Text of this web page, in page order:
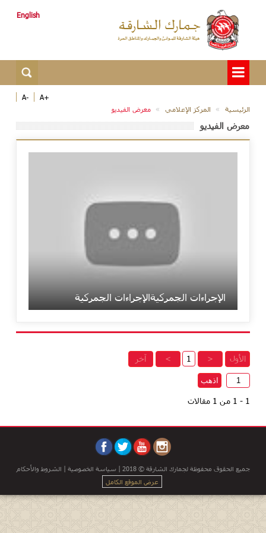
English
+A
-A
الرئيسية
المركز الإعلامي معرض الفيديو
معرض الفيديو
الإجراءات الجمركيةالإجراءات الجمركية
الأول <
1
> آخر
1
-
1 من 1 مقالات
جميع الحقوق محفوظة لجمارك الشارقة © 2018 | سياسة الخصوصية | الشروط والأحكام
عرض الموقع الكامل